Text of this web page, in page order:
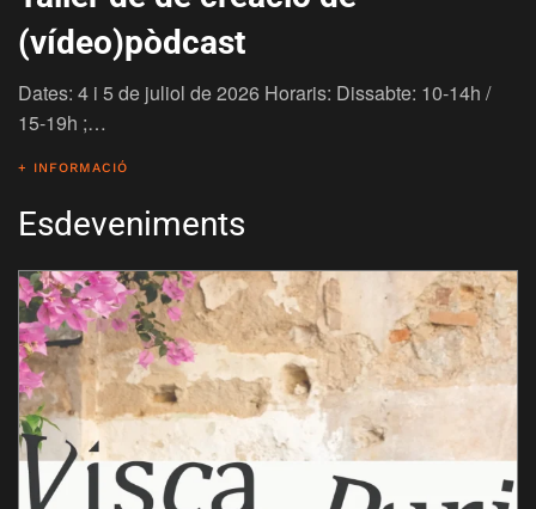
(vídeo)pòdcast
Dates: 4 i 5 de juliol de 2026 Horaris: Dissabte: 10-14h /
15-19h ;…
+ INFORMACIÓ
Esdeveniments